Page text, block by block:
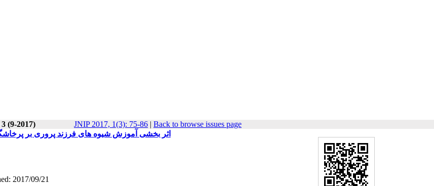
(9-2017) JNIP 2017, 1(3): 75-86 | Back to browse issues page
اثر بخشی آموزش شیوه های فرزند پروری بر
2017/09/21